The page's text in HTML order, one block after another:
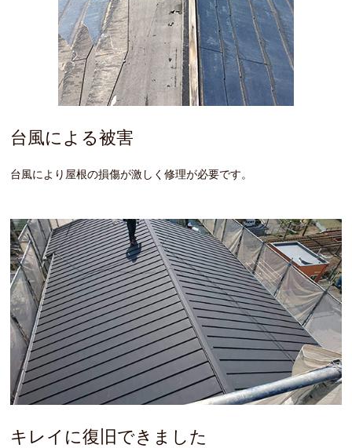
台風による被害
台風により屋根の損傷が激しく修理が必要です。
キレイに復旧できました